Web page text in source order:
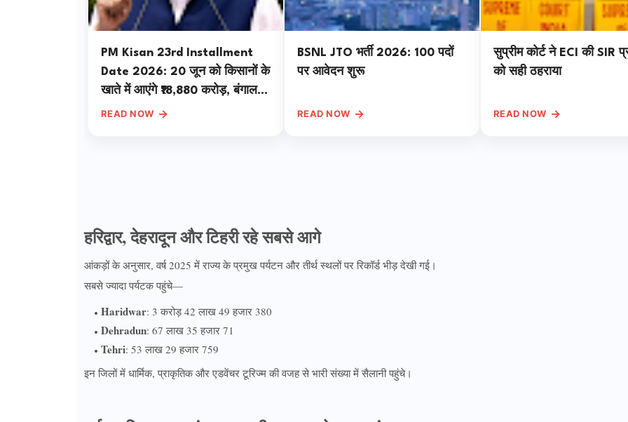
PM Kisan 23rd Installment
Date 2026: 20 जून को किसानों के
खाते में आएंगे ₹18,880 करोड़, बंगाल से
पीएम मोदी का बड़ा ऐलान
READ NOW →
BSNL JTO भर्ती 2026: 100 पदों
पर आवेदन शुरू
READ NOW →
सुप्रीम कोर्ट ने ECI की SIR
को सही ठहराया
READ NOW →
हरिद्वार, देहरादून और टिहरी रहे सबसे आगे
आंकड़ों के अनुसार, वर्ष 2025 में राज्य के प्रमुख पर्यटन और तीर्थ स्थलों पर रिकॉर्ड भीड़ देखी गई।
सबसे ज्यादा पर्यटक पहुंचे—
Haridwar: 3 करोड़ 42 लाख 49 हजार 380
Dehradun: 67 लाख 35 हजार 71
Tehri: 53 लाख 29 हजार 759
इन जिलों में धार्मिक, प्राकृतिक और एडवेंचर टूरिज्म की वजह से भारी संख्या में सैलानी पहुंचे।